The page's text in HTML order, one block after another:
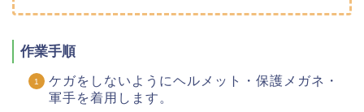
作業手順
ケガをしないようにヘルメット・保護メガネ・
軍手を着用します。